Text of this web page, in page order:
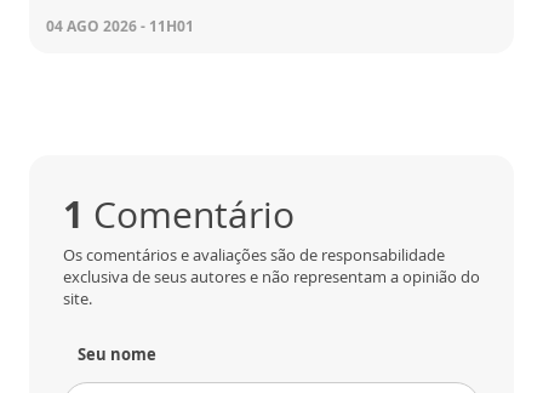
04 AGO 2026 - 11H01
1 Comentário
Os comentários e avaliações são de responsabilidade
exclusiva de seus autores e não representam a opinião do
site.
Seu nome